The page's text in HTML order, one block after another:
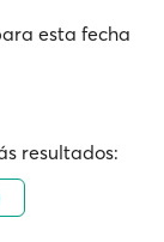
esta fecha
resultados: